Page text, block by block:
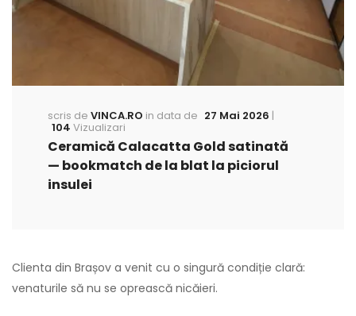
scris de VINCA.RO in data de 27 Mai 2026 |
104 Vizualizari
Ceramică Calacatta Gold satinată
— bookmatch de la blat la piciorul
insulei
Clienta din Brașov a venit cu o singură condiție clară:
venaturile să nu se oprească nicăieri.